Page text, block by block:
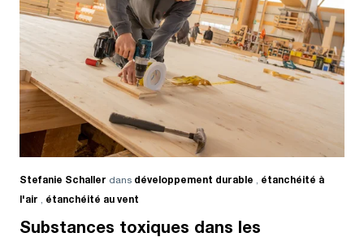
Stefanie Schaller dans développement durable , étanchéité à
l'air , étanchéité au vent
Substances toxiques dans les